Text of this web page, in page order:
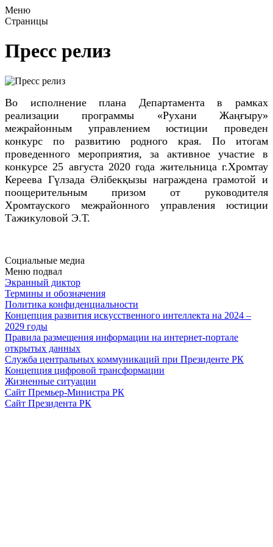
Меню
Страницы
Пресс релиз
Во исполнение плана Департамента в рамках
реализации программы «Рухани Жаңғыру»
межрайонным управлением юстиции проведен
конкурс по развитию родного края. По итогам
проведенного мероприятия, за активное участие в
конкурсе 25 августа 2020 года жительница г.Хромтау
Кереева Гүлзада Әлібекқызы награждена грамотой и
поощерительным призом от руководителя
Хромтауского межрайонного управления юстиции
Тажикуловой Э.Т.
Социальные медиа
Меню подвал
Экранный диктор
Термины и обозначения
Политика конфиденциальности
Концепция развития искусственного интеллекта на 2024 –
2029 годы
Правила размещения информации на интернет-портале
открытых данных
Служба центральных коммуникаций при Президенте РК
Концепция цифровой трансформации
Жизненные ситуации
Сайт Премьер-Министра РК
Сайт Президента РК